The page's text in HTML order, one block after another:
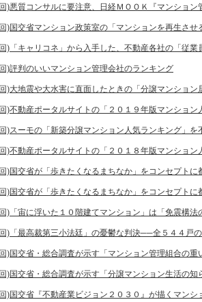
)悪質コンサルに要注意、日経ＭＯＯＫ『マンション
)国交省マンション政策室の「マンションを再生させ
)「キャリコネ」から入手した、不動産各社の「従業
)評判のいいマンション管理会社のランキング
)大地震や大水害に直面したときの「分譲マンション
)不動産ポータルサイトの「２０１９年版マンショ
)スーモの「新築分譲マンション人気ランキング」
)不動産ポータルサイトの「２０１８年版マンショ
)国交省が「歩きたくなるまちなか」をコンセプトに
)国交省が「歩きたくなるまちなか」をコンセプトに
)「宙に浮いた１０階建てマンション」は「免震構法
)「最高裁第三小法廷」の憂鬱な判決──全５４４戸
)国交省・総合調査が示す「マンション管理組合の重
)国交省・総合調査が示す「分譲マンション生活の知
)国交省『不動産業ビジョン２０３０』が描くマン